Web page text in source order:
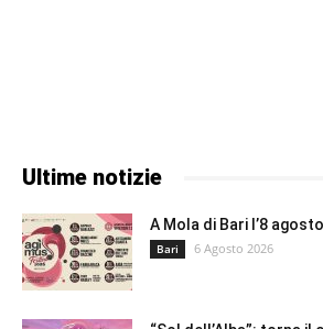
Ultime notizie
A Mola di Bari l’8
Bari 6 Agosto 2026